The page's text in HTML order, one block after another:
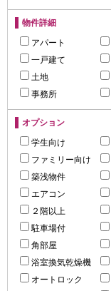
物件詳細
アパート
一戸建て
土地
事務所
オプション
学生向け
ファミリー向け
築浅物件
エアコン
２階以上
駐車場付
角部屋
浴室換気乾燥機
オートロック